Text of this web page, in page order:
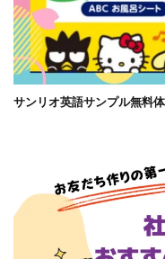
サンリオ英語サンプル無料